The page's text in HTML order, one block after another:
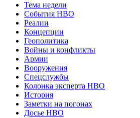
Тема недели
События НВО
Реалии
Концепции
Геополитика
Войны и конфликты
Армии
Вооружения
Спецслужбы
Колонка эксперта НВО
История
Заметки на погонах
Досье НВО